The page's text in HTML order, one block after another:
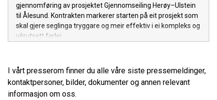
gjennomføring av prosjektet Gjennomseiling Herøy–Ulstein
til Ålesund. Kontrakten markerer starten på eit prosjekt som
skal gjere seglinga tryggare og meir effektiv i ei kompleks og
vêrutsett farlei.
I vårt presserom finner du alle våre siste pressemeldinger,
kontaktpersoner, bilder, dokumenter og annen relevant
informasjon om oss.